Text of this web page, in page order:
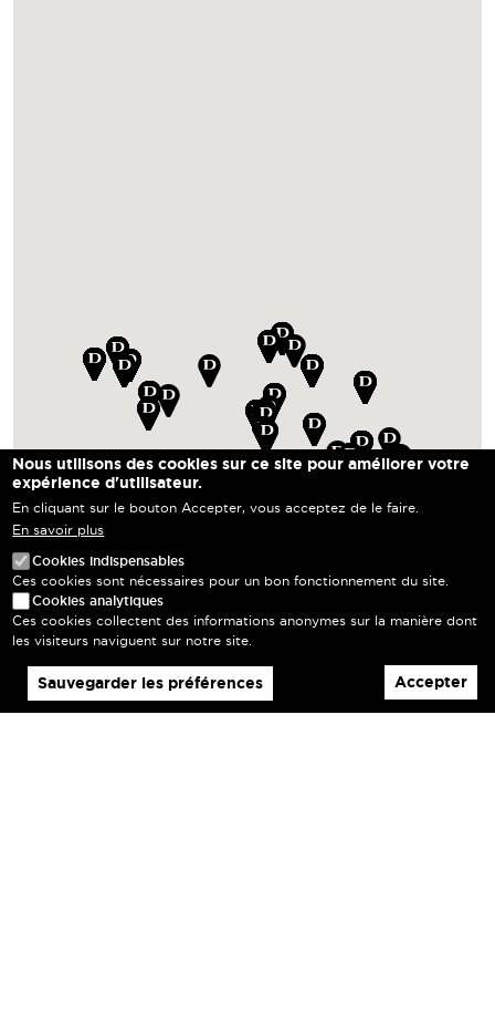
Nous utilisons des cookies sur ce site pour améliorer votre
expérience d'utilisateur.
En cliquant sur le bouton Accepter, vous acceptez de le faire.
En savoir plus
Cookies indispensables
Ces cookies sont nécessaires pour un bon fonctionnement du site.
Cookies analytiques
Ces cookies collectent des informations anonymes sur la manière dont
les visiteurs naviguent sur notre site.
Sauvegarder les préférences Accepter